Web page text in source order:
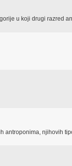
u koji drugi razred
antroponima, njihovih